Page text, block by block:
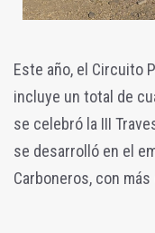
Este año, el Circuito
incluye un total de
se celebró la III
se desarrolló en el
Carboneros, con